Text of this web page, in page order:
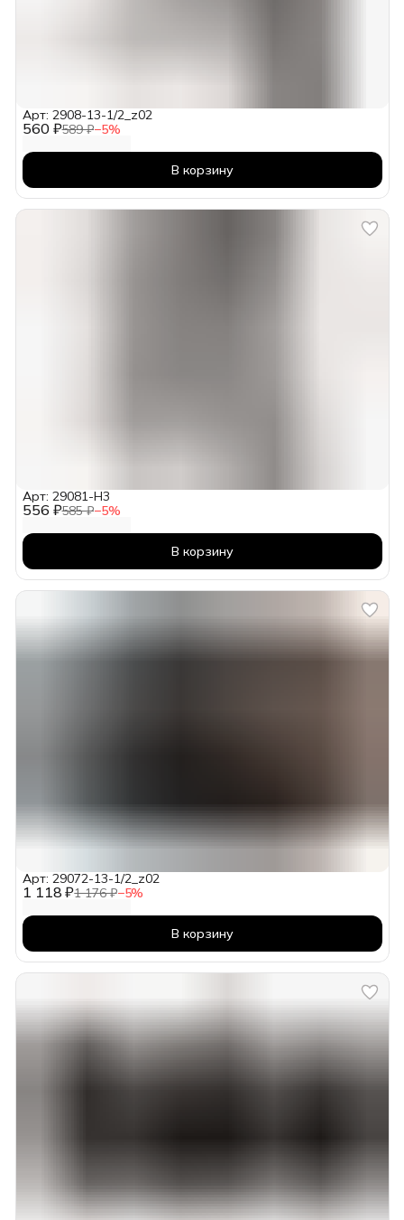
560 ₽589 ₽−5%
Арт: 2908-13-1/2_z02
В корзину
556 ₽585 ₽−5%
Арт: 29081-H3
В корзину
1 118 ₽1 176 ₽−5%
Арт: 29072-13-1/2_z02
В корзину